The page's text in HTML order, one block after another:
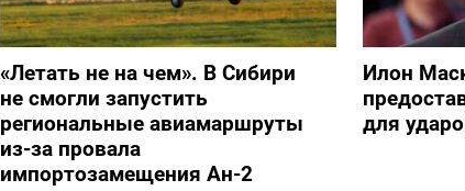
«Летать не на чем». В Сибири
не смогли запустить
региональные авиамаршруты
из-за провала
импортозамещения Ан-2
Илон
для